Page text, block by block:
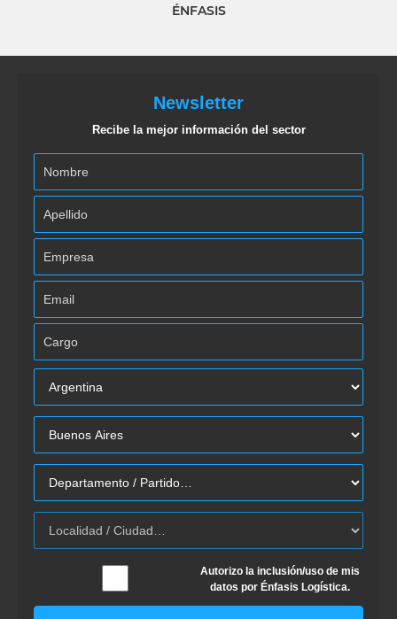
ÉNFASIS
Newsletter
Recibe la mejor información del sector
Autorizo la inclusión/uso de mis
datos por Énfasis Logística.